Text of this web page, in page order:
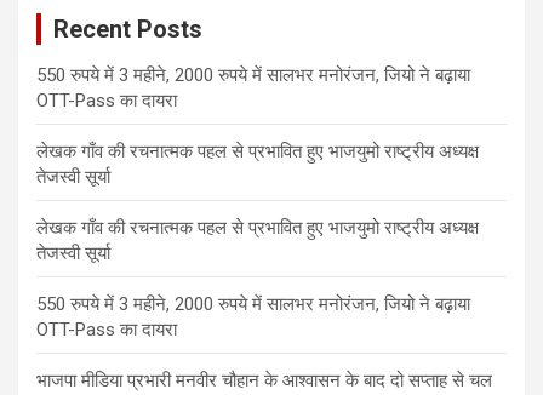
Recent Posts
550 रुपये में 3 महीने, 2000 रुपये में सालभर मनोरंजन, जियो ने बढ़ाया
OTT-Pass का दायरा
लेखक गाँव की रचनात्मक पहल से प्रभावित हुए भाजयुमो राष्ट्रीय अध्यक्ष
तेजस्वी सूर्या
लेखक गाँव की रचनात्मक पहल से प्रभावित हुए भाजयुमो राष्ट्रीय अध्यक्ष
तेजस्वी सूर्या
550 रुपये में 3 महीने, 2000 रुपये में सालभर मनोरंजन, जियो ने बढ़ाया
OTT-Pass का दायरा
भाजपा मीडिया प्रभारी मनवीर चौहान के आश्वासन के बाद दो सप्ताह से चल